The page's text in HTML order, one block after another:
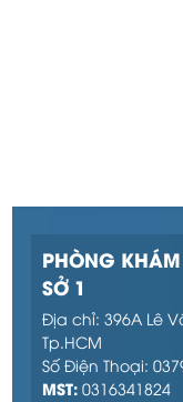
PHÒNG
SỞ 1
Địa chỉ: 396A Lê
Tp.HCM
Số Điện Thoại:
MST:0316341824